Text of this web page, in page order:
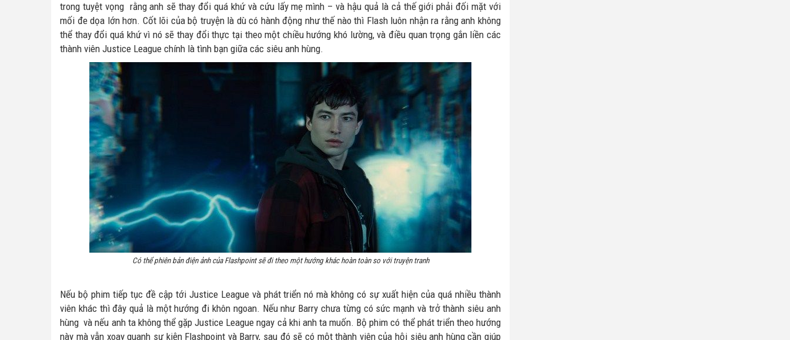
trong tuyệt vọng rằng anh sẽ thay đổi quá khứ và cứu lấy mẹ mình – và hậu quả là cả thế giới phải đối mặt với
mối đe dọa lớn hơn. Cốt lõi của bộ truyện là dù có hành động như thế nào thì Flash luôn nhận ra rằng anh không
thể thay đổi quá khứ vì nó sẽ thay đổi thực tại theo một chiều hướng khó lường, và điều quan trọng gắn liền các
thành viên Justice League chính là tình bạn giữa các siêu anh hùng.
Có thể phiên bản điện ảnh của Flashpoint sẽ đi theo một hướng khác hoàn toàn so với truyện tranh
Nếu bộ phim tiếp tục đề cập tới Justice League và phát triển nó mà không có sự xuất hiện của quá nhiều thành
viên khác thì đây quả là một hướng đi khôn ngoan. Nếu như Barry chưa từng có sức mạnh và trở thành siêu anh
hùng và nếu anh ta không thể gặp Justice League ngay cả khi anh ta muốn. Bộ phim có thể phát triển theo hướng
này mà vẫn xoay quanh sự kiện Flashpoint và Barry, sau đó sẽ có một thành viên của hội siêu anh hùng cần giúp